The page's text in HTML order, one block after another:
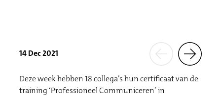
14 Dec 2021
Deze week hebben 18 collega’s hun certificaat van de
training ‘Professioneel Communiceren’ in